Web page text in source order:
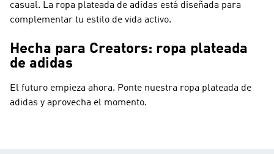
casual. La ropa plateada de adidas está diseñada para
complementar tu estilo de vida activo.
Hecha para Creators: ropa plateada
de adidas
El futuro empieza ahora. Ponte nuestra ropa plateada de
adidas y aprovecha el momento.